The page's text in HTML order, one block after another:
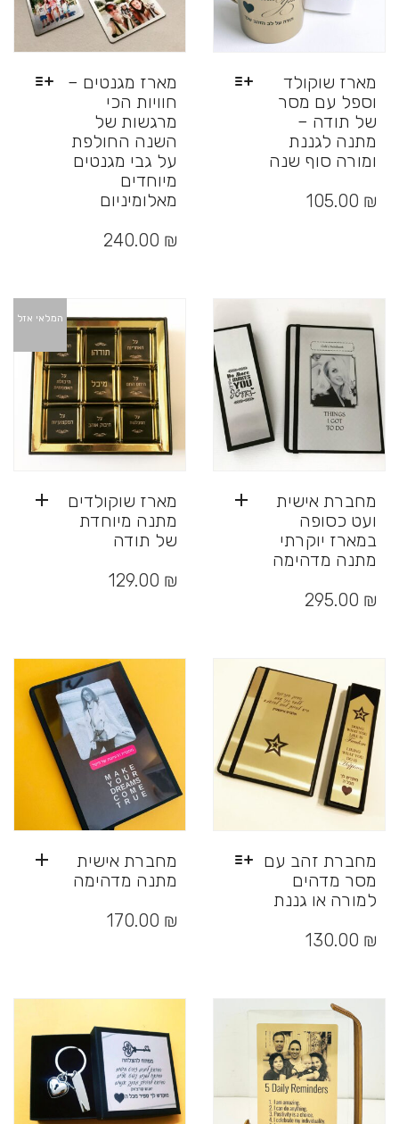
מארז מגנטים –
חוויות הכי
מרגשות של
השנה החולפת
על גבי מגנטים
מיוחדים
מאלומיניום
זה
לבחור
את
האפשרויות
בעמוד
המוצר
240.00 ₪
מארז שוקולד
וספל עם מסר
של תודה –
מתנה לגננת
ומורה סוף שנה
זה
את
האפשרויות
בעמוד
המוצר
105.00 ₪
המלאי אזל
מארז שוקולדים
מתנה מיוחדת
של תודה
129.00 ₪
מחברת אישית
ועט כסופה
במארז יוקרתי
מתנה מדהימה
295.00 ₪
מחברת אישית
מתנה מדהימה
170.00 ₪
מחברת זהב עם
מסר מדהים
למורה או גננת
זה
לבחור
האפשרויות
המוצר
130.00 ₪